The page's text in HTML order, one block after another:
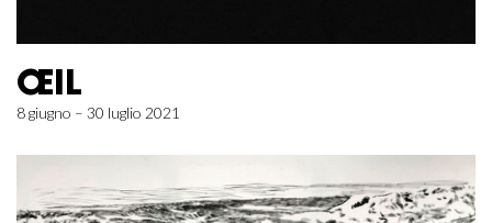
ŒIL
8 giugno – 30 luglio 2021